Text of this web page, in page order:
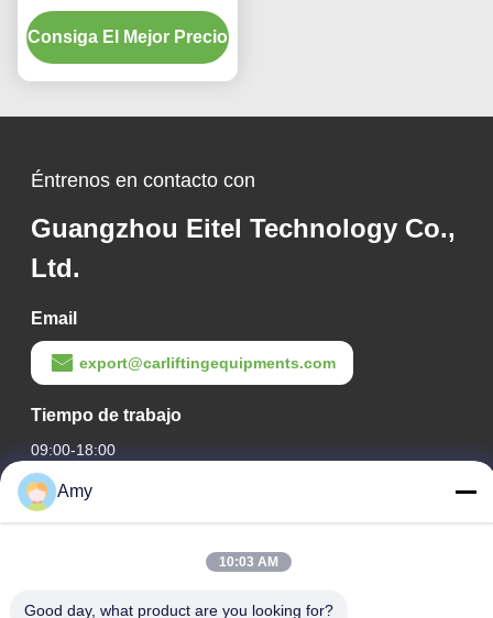
ligero para piezas de
repuesto del disco de
freno
Consiga El Mejor Precio
Éntrenos en contacto con
Guangzhou Eitel Technology Co.,
Ltd.
Email
export@carliftingequipments.com
Tiempo de trabajo
09:00-18:00
Nuestra dirección
Ruta nacional 106, distrito de Huadu, ciudad de Guangzhou
Dirección de la fábrica
Amy
10:03 AM
Good day, what product are you looking for?